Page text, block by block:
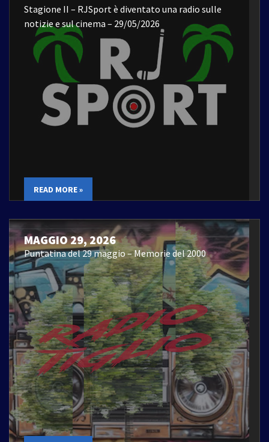
Stagione II – RJSport è diventato una radio sulle
notizie e sul cinema – 29/05/2026
READ MORE »
MAGGIO 29, 2026
Puntatina del 29 maggio – Memorie del 2000